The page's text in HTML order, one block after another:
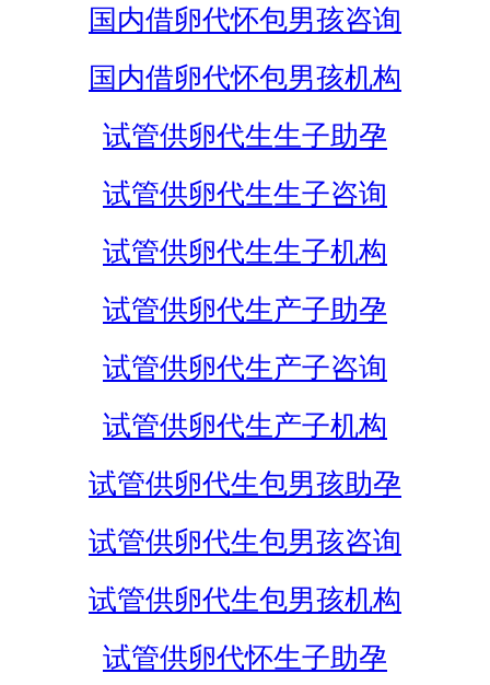
国内借卵代怀包男孩咨询
国内借卵代怀包男孩机构
试管供卵代生生子助孕
试管供卵代生生子咨询
试管供卵代生生子机构
试管供卵代生产子助孕
试管供卵代生产子咨询
试管供卵代生产子机构
试管供卵代生包男孩助孕
试管供卵代生包男孩咨询
试管供卵代生包男孩机构
试管供卵代怀生子助孕